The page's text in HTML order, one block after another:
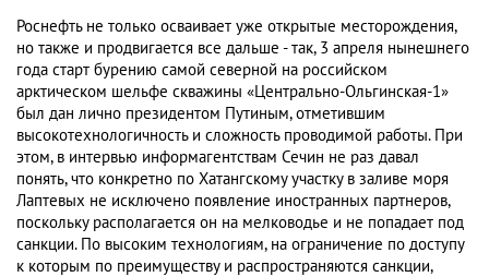
Роснефть не только осваивает уже открытые месторождения,
но также и продвигается все дальше - так, 3 апреля нынешнего
года старт бурению самой северной на российском
арктическом шельфе скважины «Центрально-Ольгинская-1»
был дан лично президентом Путиным, отметившим
высокотехнологичность и сложность проводимой работы. При
этом, в интервью информагентствам Сечин не раз давал
понять, что конкретно по Хатангскому участку в заливе моря
Лаптевых не исключено появление иностранных партнеров,
поскольку располагается он на мелководье и не попадает под
санкции. По высоким технологиям, на ограничение по доступу
к которым по преимуществу и распространяются санкции,